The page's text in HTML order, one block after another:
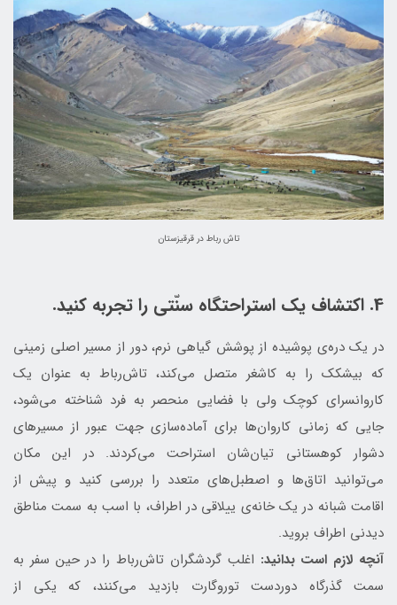
تاش رباط در قرقیزستان
4. اکتشاف یک استراحتگاه سنّتی را تجربه کنید.
در یک دره‌ی پوشیده از پوشش گیاهی نرم، دور از مسیر اصلی زمینی
که بیشکک را به کاشغر متصل می‌کند، تاش‌رباط به عنوان یک
کاروانسرای کوچک ولی با فضایی منحصر به فرد شناخته می‌شود،
جایی که زمانی کاروان‌ها برای آماده‌سازی جهت عبور از مسیرهای
دشوار کوهستانی تیان‌شان استراحت می‌کردند. در این مکان
می‌توانید اتاق‌ها و اصطبل‌های متعدد را بررسی کنید و پیش از
اقامت شبانه در یک خانه‌ی ییلاقی در اطراف، با اسب به سمت مناطق
دیدنی اطراف بروید.
آنچه لازم است بدانید: اغلب گردشگران تاش‌رباط را در حین سفر به
سمت گذرگاه دوردست توروگارت بازدید می‌کنند، که یکی از